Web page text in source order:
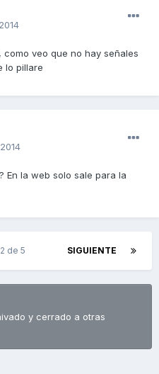
veo que no hay señales
lo pillare
En la web solo sale para la
SIGUIENTE
de 5
y cerrado a otras